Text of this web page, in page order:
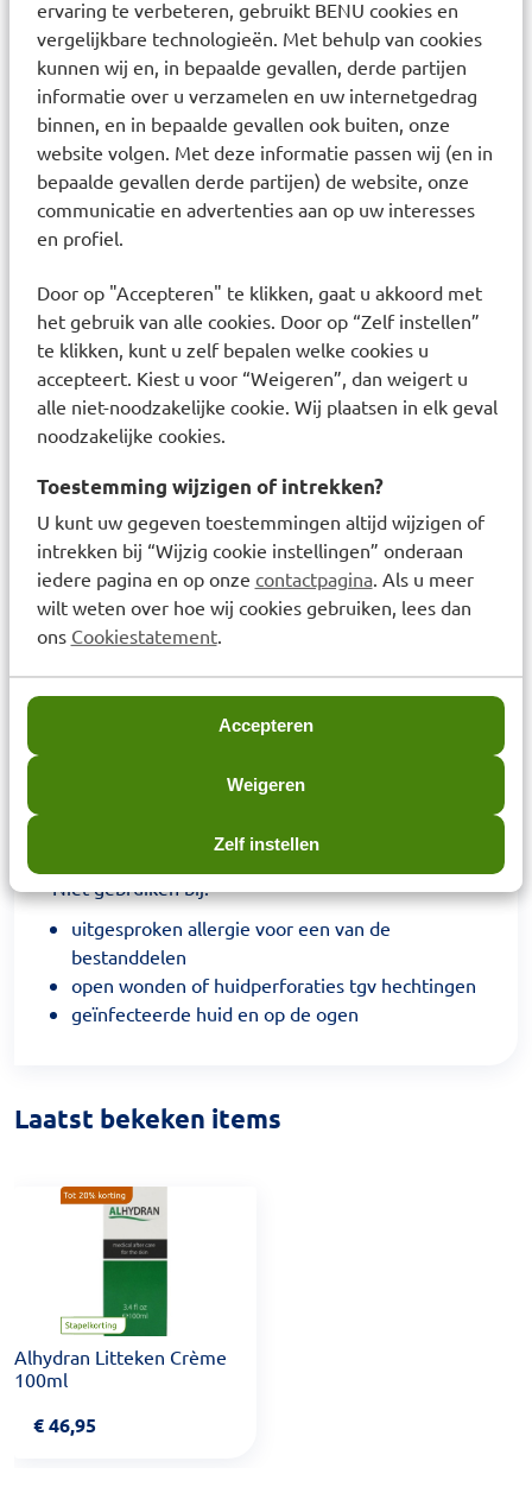
ervaring te verbeteren, gebruikt BENU cookies en
vergelijkbare technologieën. Met behulp van cookies
kunnen wij en, in bepaalde gevallen, derde partijen
informatie over u verzamelen en uw internetgedrag
binnen, en in bepaalde gevallen ook buiten, onze
website volgen. Met deze informatie passen wij (en in
bepaalde gevallen derde partijen) de website, onze
communicatie en advertenties aan op uw interesses
en profiel.
Door op "Accepteren" te klikken, gaat u akkoord met
het gebruik van alle cookies. Door op “Zelf instellen”
te klikken, kunt u zelf bepalen welke cookies u
accepteert. Kiest u voor “Weigeren”, dan weigert u
alle niet-noodzakelijke cookie. Wij plaatsen in elk geval
noodzakelijke cookies.
Toestemming wijzigen of intrekken?
U kunt uw gegeven toestemmingen altijd wijzigen of
intrekken bij “Wijzig cookie instellingen” onderaan
iedere pagina en op onze contactpagina. Als u meer
wilt weten over hoe wij cookies gebruiken, lees dan
ons Cookiestatement.
Accepteren
Weigeren
Zelf instellen
Specificatie:
gelcrème op basis van aloë gel
sterk bevochtigend
huid blijft soepel en elastisch
vermindert jeuk en roodheid
voorkomt littekenvorming
geschikt voor bijna alle huidtypen
vlekt niet
afwasbaar met water
zonder reukstoffen
Toepassing:
nazorg diepere brandwonden en
huidtransplantaties
nazorg chronische wonden
behandeling eerste graads brandwonden
behandeling en preventie littekens
behandeling van jeuk bij pasgesloten huid
behandeling van droge, gevoelige en kwetsbare
huid
Gebruiksadvies
uitsluitend voor uitwendig gebruik
gesloten is en de hechtingen verwijderd zijn
voorkeur 's ochtends, 's middags en 's avonds
Niet gebruiken bij:
uitgesproken allergie voor een van de
bestanddelen
open wonden of huidperforaties tgv hechtingen
geïnfecteerde huid en op de ogen
Laatst bekeken items
Alhydran Litteken Crème
100ml
€46,95